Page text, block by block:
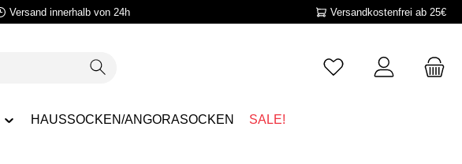
Versand innerhalb von 24h Versandkostenfrei ab 25€
HAUSSOCKEN/ANGORASOCKEN SALE!